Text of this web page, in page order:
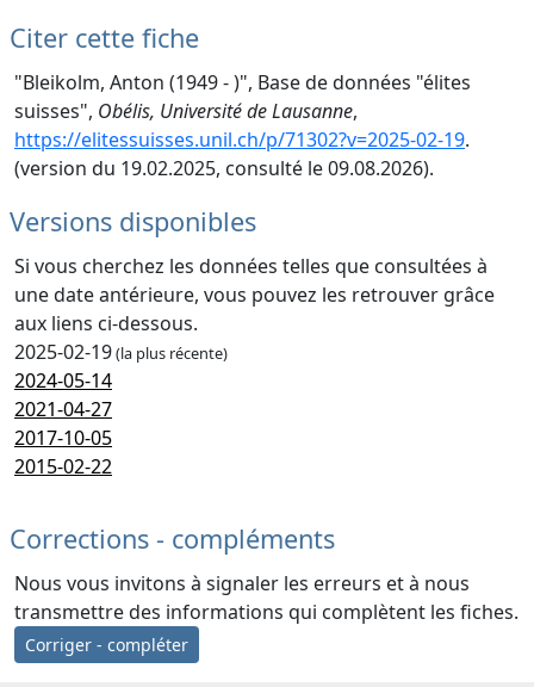
Citer cette fiche
"Bleikolm, Anton (1949 - )", Base de données "élites
suisses", Obélis, Université de Lausanne,
https://elitessuisses.unil.ch/p/71302?v=2025-02-19.
(version du 19.02.2025, consulté le 09.08.2026).
Versions disponibles
Si vous cherchez les données telles que consultées à
une date antérieure, vous pouvez les retrouver grâce
aux liens ci-dessous.
2025-02-19(la plus récente)
2024-05-14
2021-04-27
2017-10-05
2015-02-22
Corrections - compléments
Nous vous invitons à signaler les erreurs et à nous
transmettre des informations qui complètent les fiches.
Corriger - compléter